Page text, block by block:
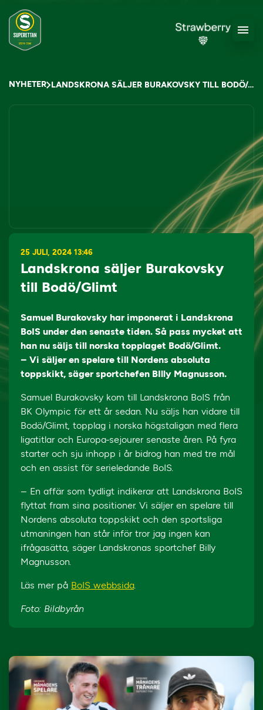
NYHETER LANDSKRONA SÄLJER BURAKOVSKY TILL BODÖ/GLIMT
25 JULI, 2024 13:46
Landskrona säljer Burakovsky
till Bodö/Glimt
Samuel Burakovsky har imponerat i Landskrona
BoIS under den senaste tiden. Så pass mycket att
han nu säljs till norska topplaget Bodö/Glimt.
– Vi säljer en spelare till Nordens absoluta
toppskikt, säger sportchefen BIlly Magnusson.
Samuel Burakovsky kom till Landskrona BoIS från
BK Olympic för ett år sedan. Nu säljs han vidare till
Bodö/Glimt, topplag i norska högstaligan med flera
ligatitlar och Europa-sejourer senaste åren. På fyra
starter och sju inhopp i år bidrog han med tre mål
och en assist för serieledande BoIS.
– En affär som tydligt indikerar att Landskrona BoIS
flyttat fram sina positioner. Vi säljer en spelare till
Nordens absoluta toppskikt och den sportsliga
utmaningen han står inför tror jag ingen kan
ifrågasätta, säger Landskronas sportchef Billy
Magnusson.
Läs mer på BoIS webbsida.
Foto: Bildbyrån